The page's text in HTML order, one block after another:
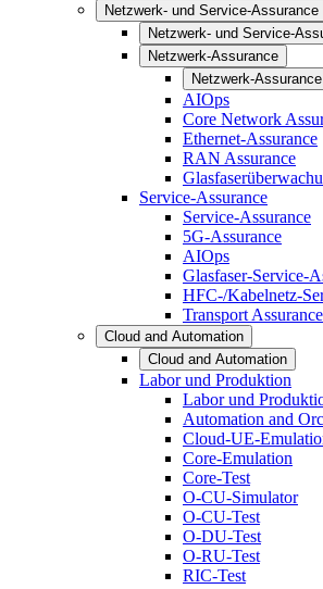
Netzwerk- und Service-Assurance
Netzwerk- und Service-
Netzwerk-Assurance
Netzwerk-Assurance
AIOps
Core Network
Ethernet-Assurance
RAN Assurance
Service-Assurance
Service-Assurance
5G-Assurance
AIOps
Glasfaser-Service-
HFC-/Kabelnetz-
Transport Assurance
Cloud and Automation
Cloud and Automation
Labor und Produktion
Labor und
Automation and
Cloud-UE-
Core-Emulation
Core-Test
O-CU-Simulator
O-CU-Test
O-DU-Test
O-RU-Test
RIC-Test